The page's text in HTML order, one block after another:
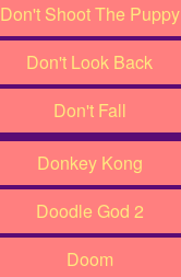
Don't Shoot The Puppy
Don't Look Back
Don't Fall
Donkey Kong
Doodle God 2
Doom